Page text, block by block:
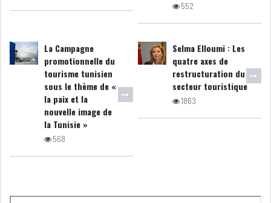
GRAPHIQUE TUNINDEX
GRAPHIQUE DU TUNINDEX
552
La Campagne
promotionnelle du
tourisme tunisien
sous le thème de «
la paix et la
nouvelle image de
la Tunisie »
568
Selma Elloumi : Les
quatre axes de
restructuration du
secteur touristique
1863